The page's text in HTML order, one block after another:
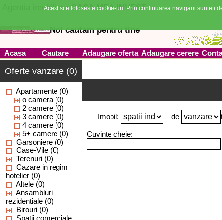
Agentia imobiliara CASA MEA INVEST
Noi cautam pentru tine
Acasa Cautare Adaugare oferta Adaugare cerere
Oferte vanzare (0)
Apartamente (0)
o camera (0)
2 camere (0)
3 camere (0)
4 camere (0)
5+ camere (0)
Garsoniere (0)
Case-Vile (0)
Terenuri (0)
Cazare in regim
hotelier (0)
Altele (0)
Ansambluri
rezidentiale (0)
Birouri (0)
Spatii comerciale
Imobil: de
Cuvinte cheie:
Acest site foloseste cookie-uri. Prin continuarea navigarii sunteti